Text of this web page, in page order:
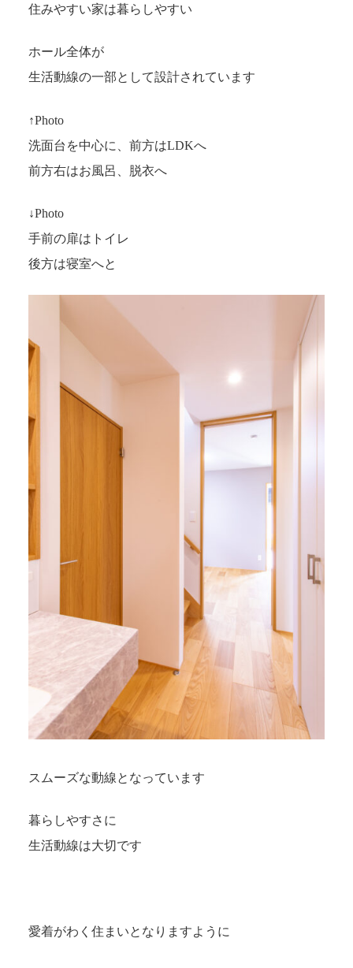
住みやすい家は暮らしやすい
ホール全体が
生活動線の一部として設計されています
↑Photo
洗面台を中心に、前方はLDKへ
前方右はお風呂、脱衣へ
↓Photo
手前の扉はトイレ
後方は寝室へと
スムーズな動線となっています
暮らしやすさに
生活動線は大切です
愛着がわく住まいとなりますように